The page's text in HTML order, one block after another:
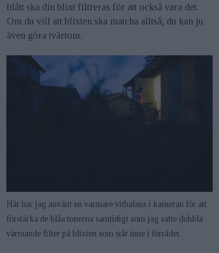
blått ska din blixt filtreras för att också vara det.
Om du vill att blixten ska matcha alltså, du kan ju
även göra tvärtom.
Här har jag använt en varmare vitbalans i kameran för att
förstärka de blåa tonerna samtidigt som jag satte dubbla
värmande filter på blixten som står inne i förrådet.